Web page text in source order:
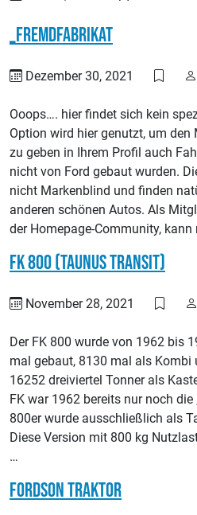
_Fremdfabrikat
Dezember 30, 2021
Ooops…. hier findet sich kein
Option wird hier genutzt, um
zu geben in Ihrem Profil auch
nicht von Ford gebaut wurden.
nicht Markenblind und finden
anderen schönen Autos. Als
der Homepage-Community, kann
FK 800 (Taunus Transit)
November 28, 2021
Der FK 800 wurde von 1962 bis
mal gebaut, 8130 mal als Kombi
16252 dreiviertel Tonner als
FK war 1962 bereits nur noch die
800er wurde ausschließlich als
Diese Version mit 800 kg
…
Fordson Traktor